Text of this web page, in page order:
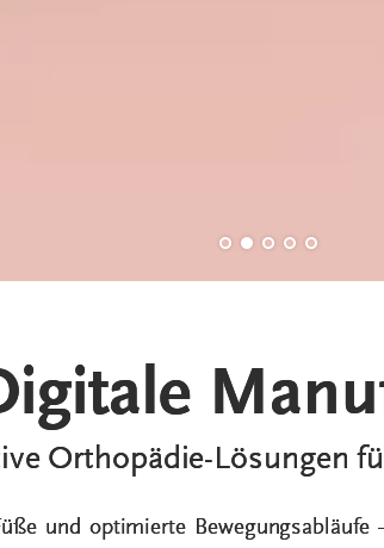
Orthopädie-Lösungen
und optimierte Bewegungsabläufe